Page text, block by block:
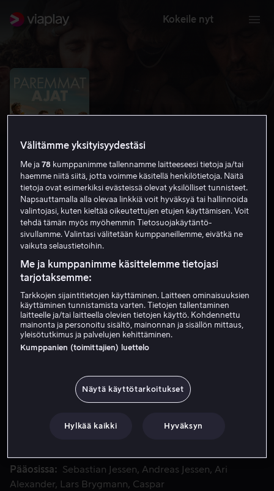
Kokeile nyt
Paremmat ajat
6.3 Draama 2023 1 h 44 min
K-7
Vuokraa 4,99 €
Osta 10,99 €
Katso traileri
Kolme veljestä Oscar, Lukas ja Karl päättävät vierailla
Kolme veljestä Oscar, Lukas ja Karl päättävät vierailla
isänsä luona kuultuaan, että perheen leipomoyritystä
uhkaa konkurssi. Ennen pitkää selviää, että tilanné on
Pääosissa Sebastian Jessen Andreas Jessen
Ari
Alexander
Lars Brygmann
Caspar
Välitämme yksityisyydestäsi
Me ja78 kumppanimme tallennamme laitteeseesi tietoja ja/tai
haemme niitä siitä, jotta voimme käsitellä henkilötietoja. Näitä
tietoja ovat esimerkiksi evästeissä olevat yksilölliset tunnisteet.
Napsauttamalla alla olevaa linkkiä voit hyväksyä tai hallinnoida
valintojasi, kuten kieltää oikeutettujen etujen käyttämisen. Voit
tehdä tämän myös myöhemmin Tietosuojakäytäntö-
sivullamme. Valintasi välitetään kumppaneillemme, eivätkä ne
vaikuta selaustietoihin.
Me ja kumppanimme käsittelemme tietojasi
tarjotaksemme:
Tarkkojen sijaintitietojen käyttäminen. Laitteen ominaisuuksien
käyttäminen tunnistamista varten. Tietojen tallentaminen
laitteelle ja/tai laitteella olevien tietojen käyttö. Kohdennettu
mainonta ja personoitu sisältö, mainonnan ja sisällön mittaus,
yleisötutkimus ja palvelujen kehittäminen.
Kumppanien (toimittajien) luettelo
Näytä käyttötarkoitukset
Hylkää kaikki Hyväksyn